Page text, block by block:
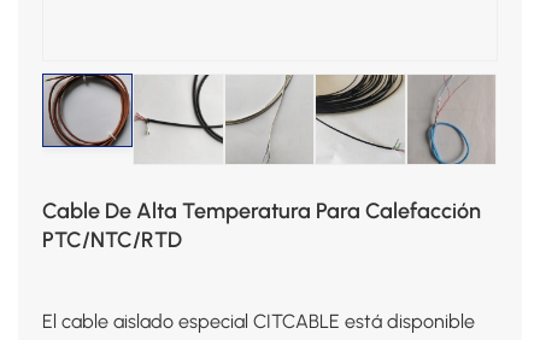
Cable De Alta Temperatura Para Calefacción
PTC/NTC/RTD
El cable aislado especial CITCABLE está disponible